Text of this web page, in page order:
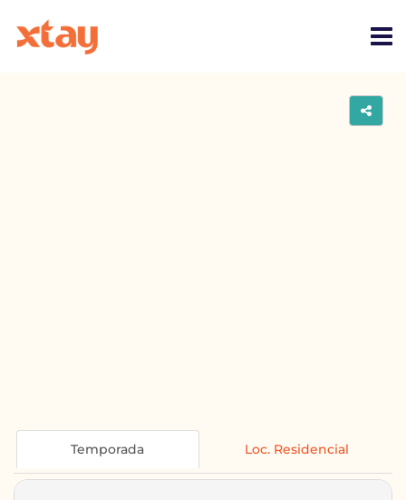
Temporada Loc. Residencial